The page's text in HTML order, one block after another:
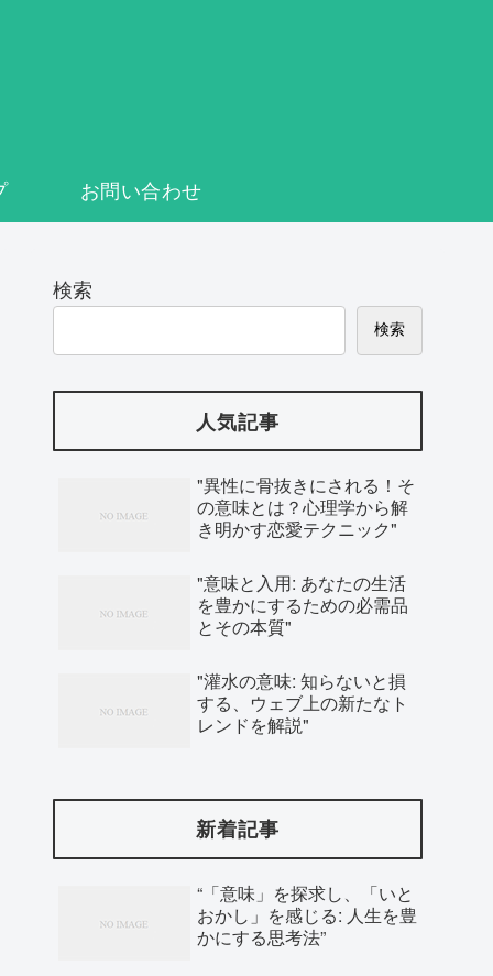
お問い合わせ
検索
検索
人気記事
"異性に骨抜きにされる！そ
の意味とは？心理学から解
き明かす恋愛テクニック"
"意味と入用: あなたの生活
を豊かにするための必需品
とその本質"
"灌水の意味: 知らないと損
する、ウェブ上の新たなト
レンドを解説"
新着記事
“「意味」を探求し、「いと
おかし」を感じる: 人生を豊
かにする思考法”